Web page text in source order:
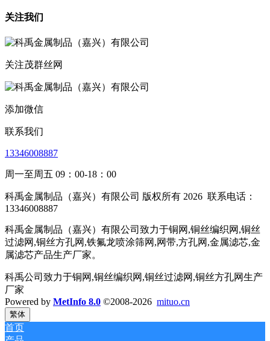
关注我们
关注茂群丝网
添加微信
联系我们
13346008887
周一至周五 09：00-18：00
科禹金属制品（嘉兴）有限公司 版权所有 2026 联系电话：
13346008887
科禹金属制品（嘉兴）有限公司致力于铜网,铜丝编织网,铜丝
过滤网,铜丝方孔网,铁氟龙喷涂筛网,网带,方孔网,金属滤芯,金
属滤芯产品生产厂家。
科禹公司致力于铜网,铜丝编织网,铜丝过滤网,铜丝方孔网生产
厂家
Powered by MetInfo 8.0 ©2008-2026 mituo.cn
繁体
首页